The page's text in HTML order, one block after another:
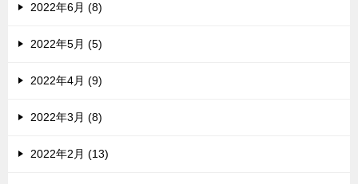
2022年6月 (8)
2022年5月 (5)
2022年4月 (9)
2022年3月 (8)
2022年2月 (13)